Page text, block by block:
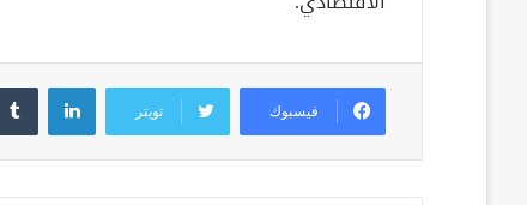
فيسبوك تويتر
لينكدإن